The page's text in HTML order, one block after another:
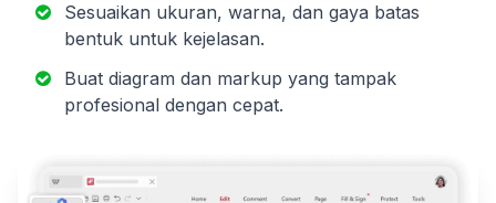
Sesuaikan ukuran, warna, dan gaya batas
bentuk untuk kejelasan.
Buat diagram dan markup yang tampak
profesional dengan cepat.